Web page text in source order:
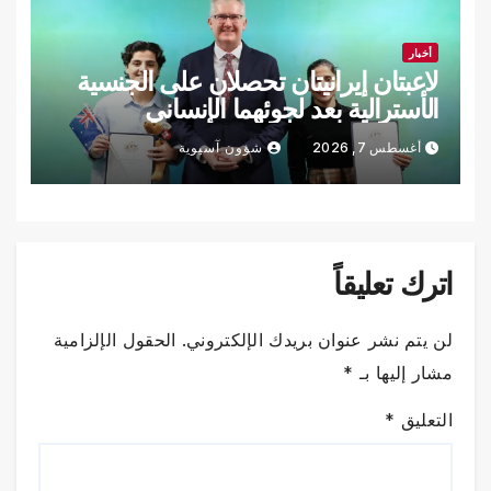
أخبار
لاعبتان إيرانيتان تحصلان على الجنسية
الأسترالية بعد لجوئهما الإنساني
أغسطس 7, 2026 شؤون آسيوية
اترك تعليقاً
لن يتم نشر عنوان بريدك الإلكتروني. الحقول الإلزامية
مشار إليها بـ *
التعليق *